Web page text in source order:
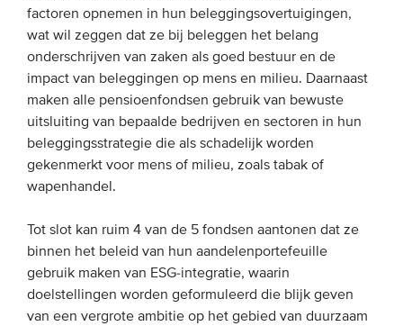
factoren opnemen in hun beleggingsovertuigingen,
wat wil zeggen dat ze bij beleggen het belang
onderschrijven van zaken als goed bestuur en de
impact van beleggingen op mens en milieu. Daarnaast
maken alle pensioenfondsen gebruik van bewuste
uitsluiting van bepaalde bedrijven en sectoren in hun
beleggingsstrategie die als schadelijk worden
gekenmerkt voor mens of milieu, zoals tabak of
wapenhandel.
Tot slot kan ruim 4 van de 5 fondsen aantonen dat ze
binnen het beleid van hun aandelenportefeuille
gebruik maken van ESG-integratie, waarin
doelstellingen worden geformuleerd die blijk geven
van een vergrote ambitie op het gebied van duurzaam